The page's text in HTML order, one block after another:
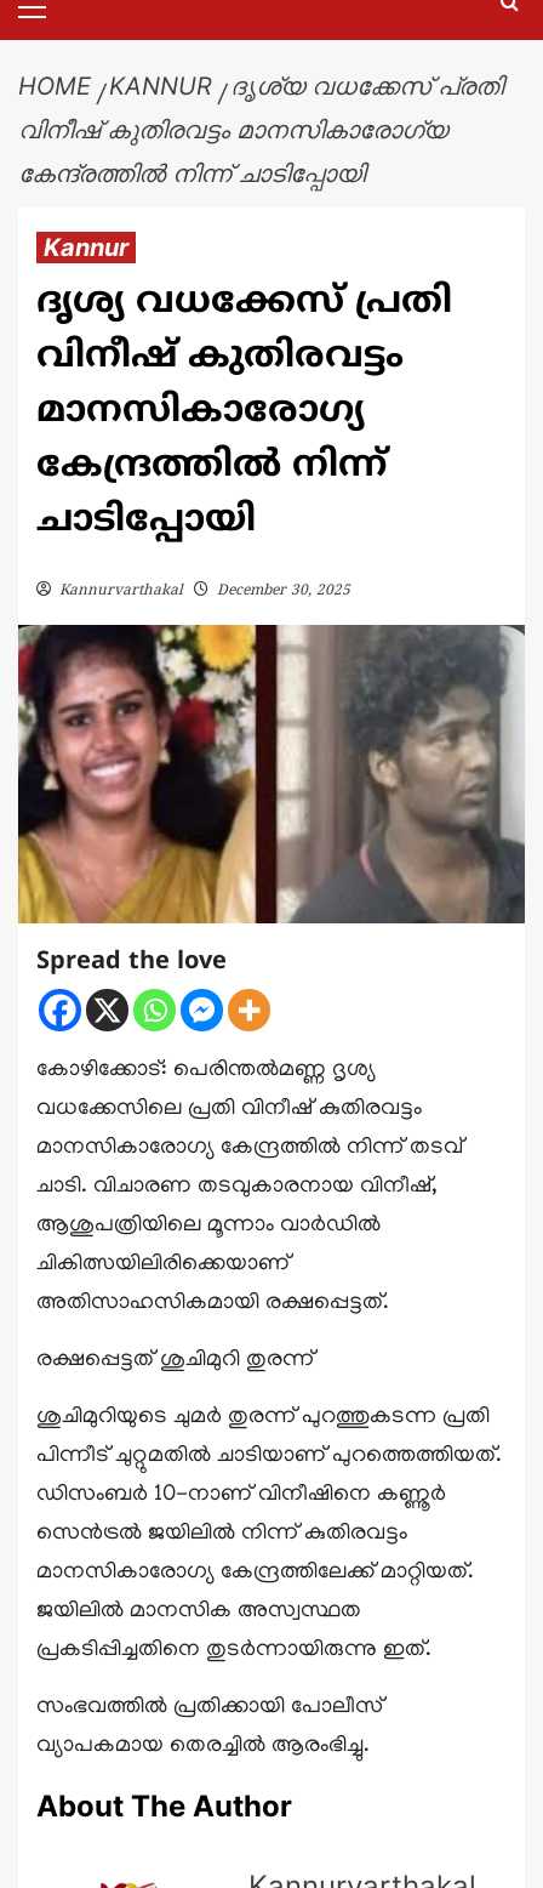
HOME KANNUR
ദൃശ്യ വധക്കേസ് പ്രതി
വിനീഷ് കുതിരവട്ടം മാനസികാരോഗ്യ
കേന്ദ്രത്തിൽ നിന്ന് ചാടിപ്പോയി
Kannur
ദൃശ്യ വധക്കേസ് പ്രതി
വിനീഷ് കുതിരവട്ടം
മാനസികാരോഗ്യ
കേന്ദ്രത്തിൽ നിന്ന്
ചാടിപ്പോയി
Kannurvarthakal December 30, 2025
Spread the love
കോഴിക്കോട്: പെരിന്തൽമണ്ണ ദൃശ്യ
വധക്കേസിലെ പ്രതി വിനീഷ് കുതിരവട്ടം
മാനസികാരോഗ്യ കേന്ദ്രത്തിൽ നിന്ന് തടവ്
ചാടി. വിചാരണ തടവുകാരനായ വിനീഷ്,
ആശുപത്രിയിലെ മൂന്നാം വാർഡിൽ
ചികിത്സയിലിരിക്കെയാണ്
അതിസാഹസികമായി രക്ഷപ്പെട്ടത്.
രക്ഷപ്പെട്ടത് ശുചിമുറി തുരന്ന്
ശുചിമുറിയുടെ ചുമർ തുരന്ന് പുറത്തുകടന്ന പ്രതി
പിന്നീട് ചുറ്റുമതിൽ ചാടിയാണ് പുറത്തെത്തിയത്.
ഡിസംബർ 10-നാണ് വിനീഷിനെ കണ്ണൂർ
സെൻട്രൽ ജയിലിൽ നിന്ന് കുതിരവട്ടം
മാനസികാരോഗ്യ കേന്ദ്രത്തിലേക്ക് മാറ്റിയത്.
ജയിലിൽ മാനസിക അസ്വസ്ഥത
പ്രകടിപ്പിച്ചതിനെ തുടർന്നായിരുന്നു ഇത്.
സംഭവത്തിൽ പ്രതിക്കായി പോലീസ്
വ്യാപകമായ തെരച്ചിൽ ആരംഭിച്ചു.
About The Author